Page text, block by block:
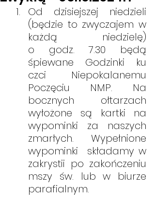
Od dzisiejszej niedzieli
(będzie to zwyczajem w
każdą niedzielę)
o godz. 7.30 będą
śpiewane Godzinki ku
czci Niepokalanemu
Poczęciu NMP. Na
bocznych ołtarzach
wyłożone są kartki na
wypominki za naszych
zmarłych. Wypełnione
wypominki  składamy w
zakrystii po zakończeniu
mszy św. lub w biurze
parafialnym.